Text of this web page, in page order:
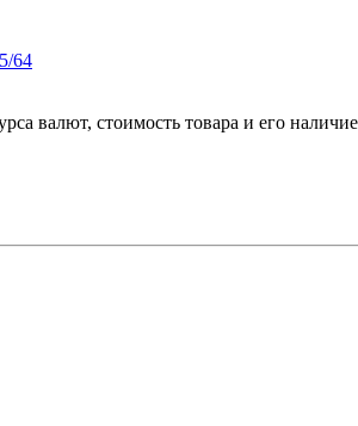
64
валют, стоимость товара и его